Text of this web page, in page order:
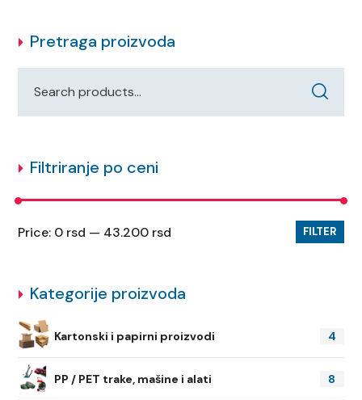
Pretraga proizvoda
Filtriranje po ceni
FILTER
Price: 0 rsd — 43.200 rsd
Kategorije proizvoda
Kartonski i papirni proizvodi 4
PP / PET trake, mašine i alati 8